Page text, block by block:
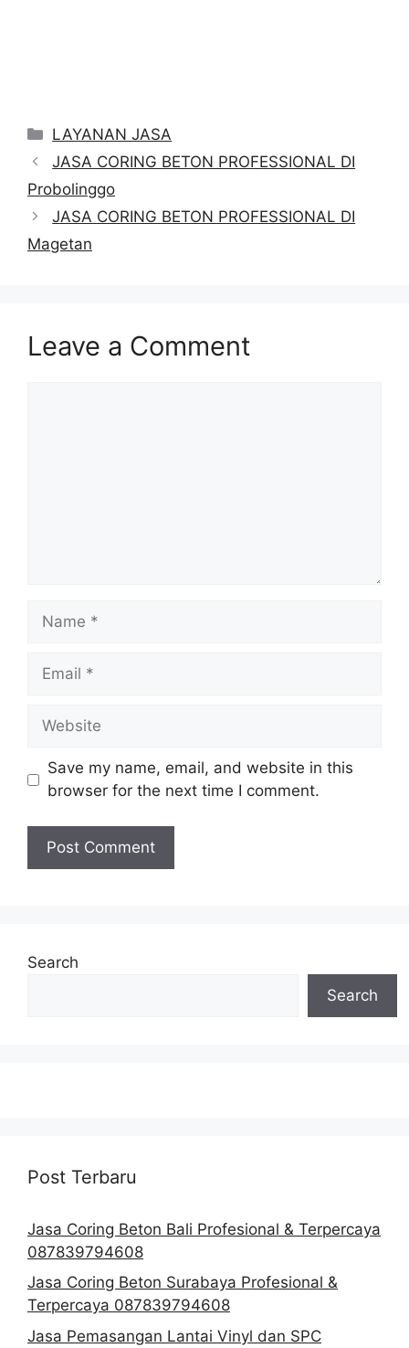
Categories
LAYANAN JASA
JASA CORING BETON PROFESSIONAL DI
Probolinggo
JASA CORING BETON PROFESSIONAL DI
Magetan
Leave a Comment
Name
Email
Website
Save my name, email, and website in this
browser for the next time I comment.
Search
Search
Post Terbaru
Jasa Coring Beton Bali Profesional & Terpercaya
087839794608
Jasa Coring Beton Surabaya Profesional &
Terpercaya 087839794608
Jasa Pemasangan Lantai Vinyl dan SPC